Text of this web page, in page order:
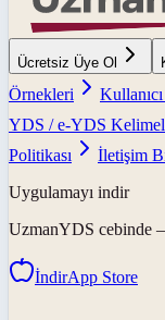
Ücretsiz Üye Ol
Örnekleri
YDS / e-YDS
Politikası
İletişim
Uygulamayı indir
UzmanYDS cebinde
İndirApp Store